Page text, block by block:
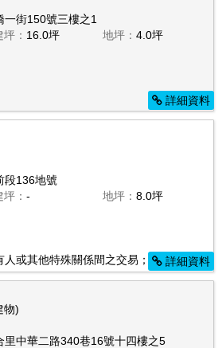
一街150號三樓之1
坪： 16.0坪 地坪：4.0坪
詳細資料
段136地號
坪： - 地坪：8.0坪
或其他特殊關係間之交易； 詳細資料
物)
里中華二路340巷16號十四樓之5